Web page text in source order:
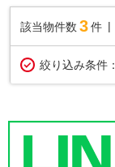
該当物件数 3件
絞り込み条件：